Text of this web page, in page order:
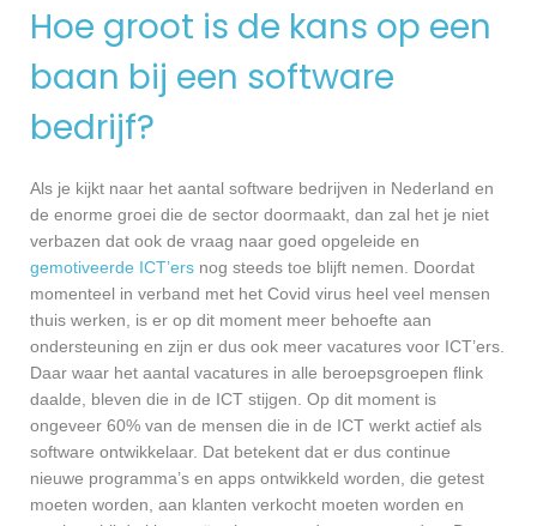
Hoe groot is de kans op een
baan bij een software
bedrijf?
Als je kijkt naar het aantal software bedrijven in Nederland en
de enorme groei die de sector doormaakt, dan zal het je niet
verbazen dat ook de vraag naar goed opgeleide en
gemotiveerde ICT’ers nog steeds toe blijft nemen. Doordat
momenteel in verband met het Covid virus heel veel mensen
thuis werken, is er op dit moment meer behoefte aan
ondersteuning en zijn er dus ook meer vacatures voor ICT’ers.
Daar waar het aantal vacatures in alle beroepsgroepen flink
daalde, bleven die in de ICT stijgen. Op dit moment is
ongeveer 60% van de mensen die in de ICT werkt actief als
software ontwikkelaar. Dat betekent dat er dus continue
nieuwe programma’s en apps ontwikkeld worden, die getest
moeten worden, aan klanten verkocht moeten worden en